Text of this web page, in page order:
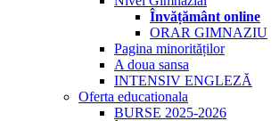
Învățământ online
ORAR GIMNAZIU
Pagina minorităților
A doua sansa
INTENSIV ENGLEZĂ
Oferta educationala
BURSE 2025-2026